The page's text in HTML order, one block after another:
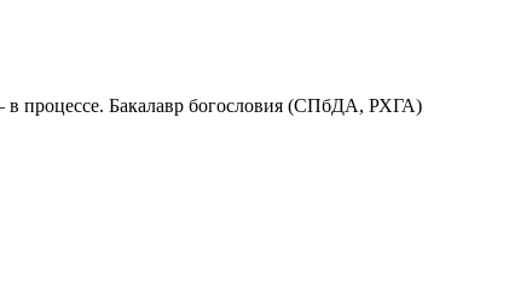
процессе. Бакалавр богословия (СПбДА, РХГА)